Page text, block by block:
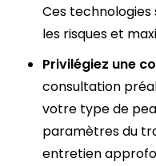
Ces
les risques et
Privilégiez une
consultation
votre type de
paramètres du
entretien